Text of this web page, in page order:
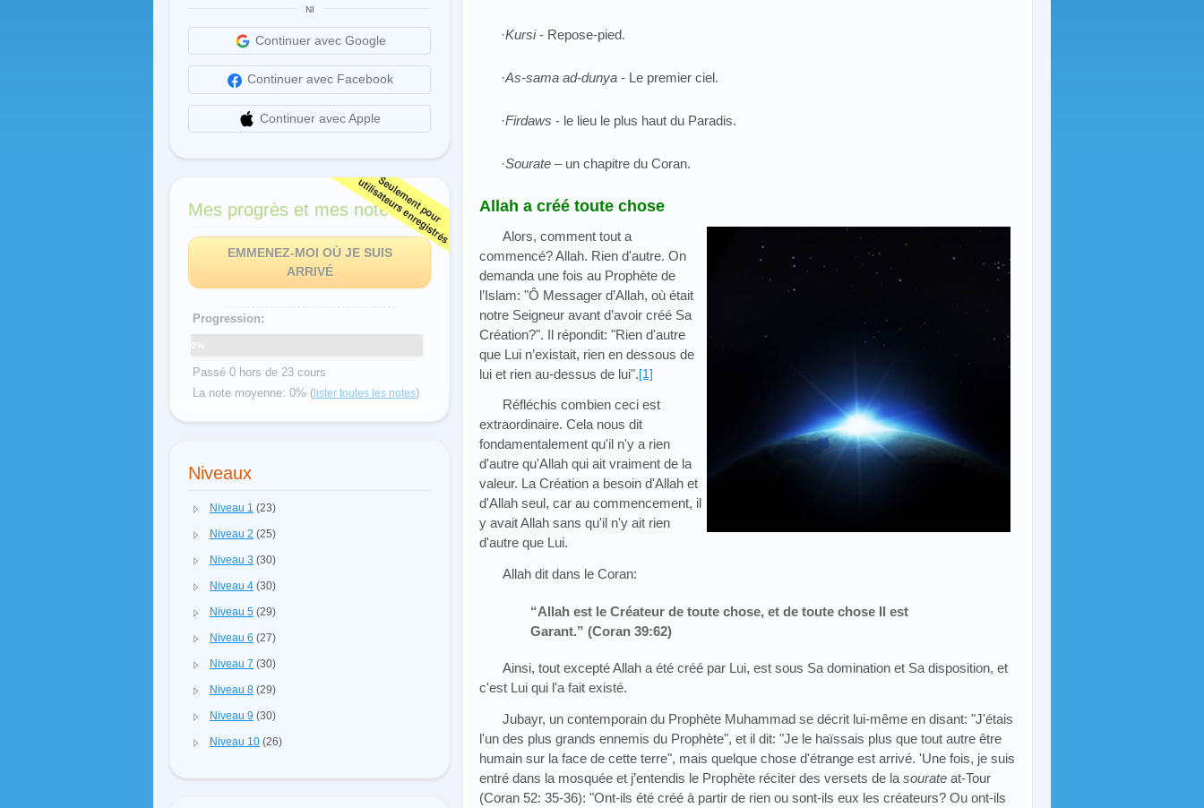
NI
Continuer avec Google
Continuer avec Facebook
Continuer avec Apple
Mes progrès et mes notes
EMMENEZ-MOI OÙ JE SUIS
ARRIVÉ
Progression:
0%
Passé 0 hors de 23 cours
La note moyenne: 0% (lister toutes les notes)
Niveaux
Niveau 1 (23)
Niveau 2 (25)
Niveau 3 (30)
Niveau 4 (30)
Niveau 5 (29)
Niveau 6 (27)
Niveau 7 (30)
Niveau 8 (29)
Niveau 9 (30)
Niveau 10 (26)
·Kursi- Repose-pied.
·As-sama ad-dunya - Le premier ciel.
·Firdaws - le lieu le plus haut du Paradis.
·Sourate – un chapitre du Coran.
Allah a créé toute chose
Alors, comment tout a
commencé? Allah. Rien d'autre. On
demanda une fois au Prophète de
l’Islam: "Ô Messager d’Allah, où était
notre Seigneur avant d’avoir créé Sa
Création?". Il répondit: "Rien d'autre
que Lui n’existait, rien en dessous de
lui et rien au-dessus de lui".[1]
Réfléchis combien ceci est
extraordinaire. Cela nous dit
fondamentalement qu'il n'y a rien
d'autre qu'Allah qui ait vraiment de la
valeur. La Création a besoin d'Allah et
d'Allah seul, car au commencement, il
y avait Allah sans qu'il n'y ait rien
d'autre que Lui.
Allah dit dans le Coran:
“Allah est le Créateur de toute chose, et de toute chose Il est
Garant.” (Coran 39:62)
Ainsi, tout excepté Allah a été créé par Lui, est sous Sa domination et Sa disposition, et
c'est Lui qui l'a fait existé.
Jubayr, un contemporain du Prophète Muhammad se décrit lui-même en disant: "J'étais
l'un des plus grands ennemis du Prophète", et il dit: "Je le haïssais plus que tout autre être
humain sur la face de cette terre", mais quelque chose d'étrange est arrivé. 'Une fois, je suis
entré dans la mosquée et j’entendis le Prophète réciter des versets de la sourate at-Tour
(Coran 52: 35-36): "Ont-ils été créé à partir de rien ou sont-ils eux les créateurs? Ou ont-ils